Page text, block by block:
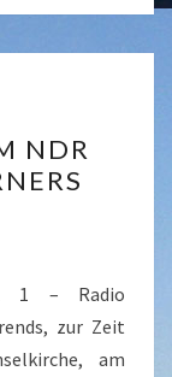
NDR
1 – Radio
zur Zeit
am